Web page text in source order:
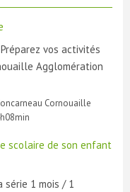
vos activités
Agglomération
Cornouaille
scolaire de son enfant
série 1 mois / 1